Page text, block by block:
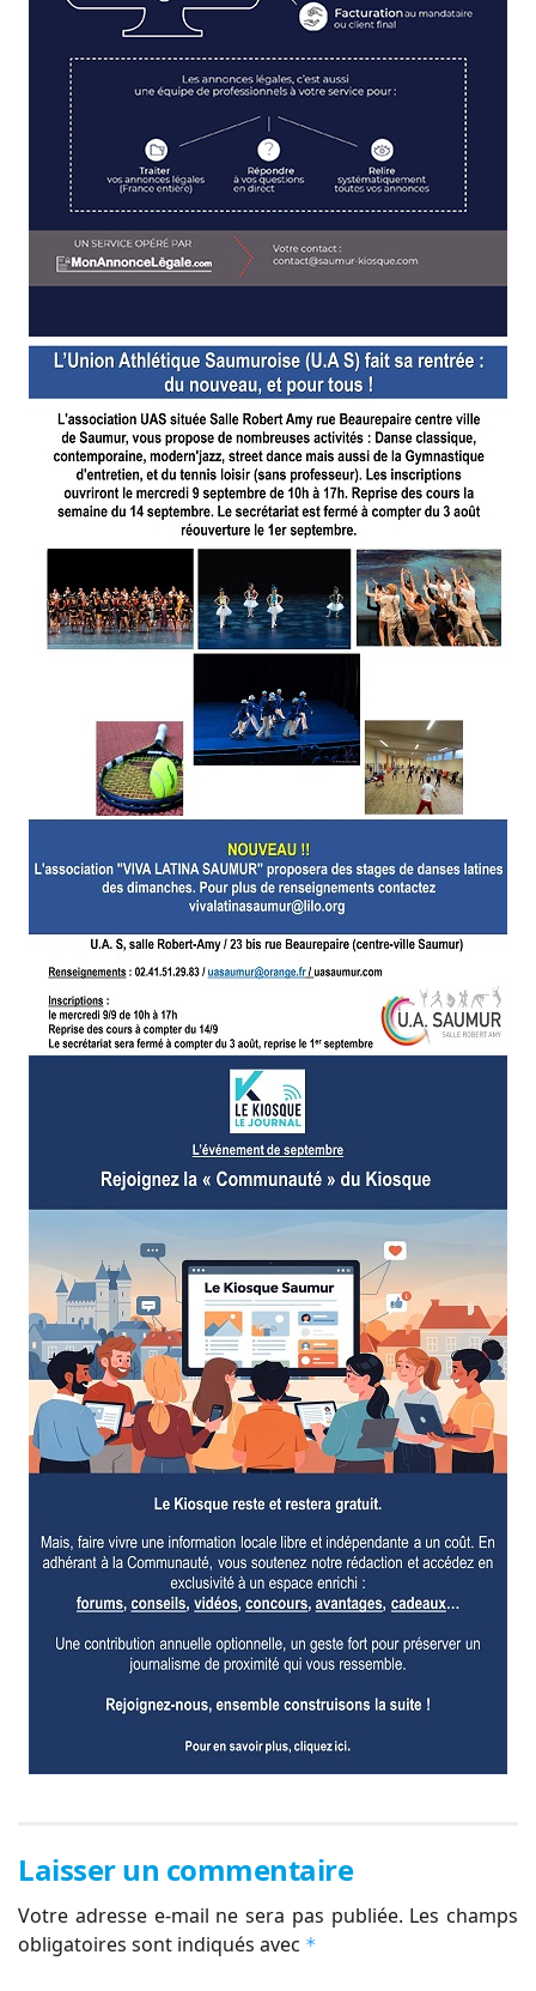
Laisser un commentaire
Votre adresse e-mail ne sera pas publiée. Les champs
obligatoires sont indiqués avec *